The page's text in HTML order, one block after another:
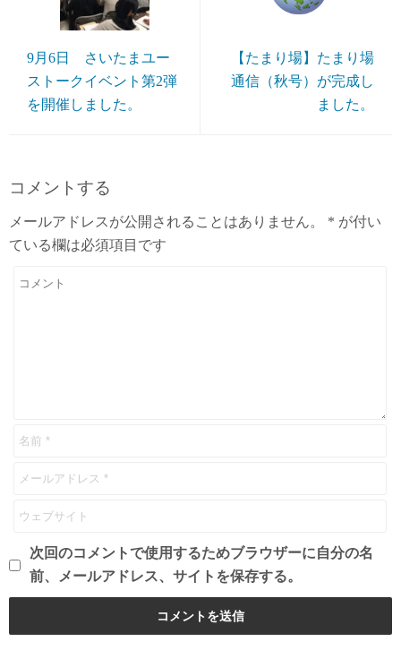
9月6日 さいたまユー
ストークイベント第2弾
を開催しました。
【たまり場】たまり場
通信（秋号）が完成し
ました。
コメントする
メールアドレスが公開されることはありません。 * が付い
ている欄は必須項目です
次回のコメントで使用するためブラウザーに自分の名
前、メールアドレス、サイトを保存する。